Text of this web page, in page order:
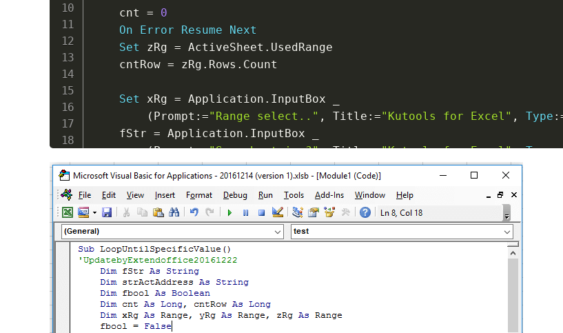
    cnt
=
0
On
Error Resume
Next
Set zRg = ActiveSheet . UsedRange
    cntRow
= zRg . Rows . Count
Set xRg = Application . InputBox
( Prompt : ="Range select.." , Title : ="Kutools for Excel" , Type :
    fStr
= Application . InputBox
(Prompt:="Search string?", Title:="Kutools for Excel", Type:
    Application
.ScreenUpdating = False
If yRg.Row > cntRow Then
            MsgBox
"Value not found ", vbInformation, "Kutools for
            Application
Exit
End If
If yRg .Value2 = fStr
            Application
.ScreenUpdating